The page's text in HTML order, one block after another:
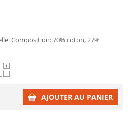
Composition: 70% coton, 27%
+
−
AJOUTER AU PANIER